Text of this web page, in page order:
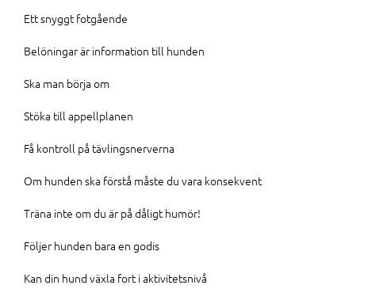
Ett snyggt fotgående
Belöningar är information till hunden
Ska man börja om
Stöka till appellplanen
Få kontroll på tävlingsnerverna
Om hunden ska förstå måste du vara konsekvent
Träna inte om du är på dåligt humör!
Följer hunden bara en godis
Kan din hund växla fort i aktivitetsnivå